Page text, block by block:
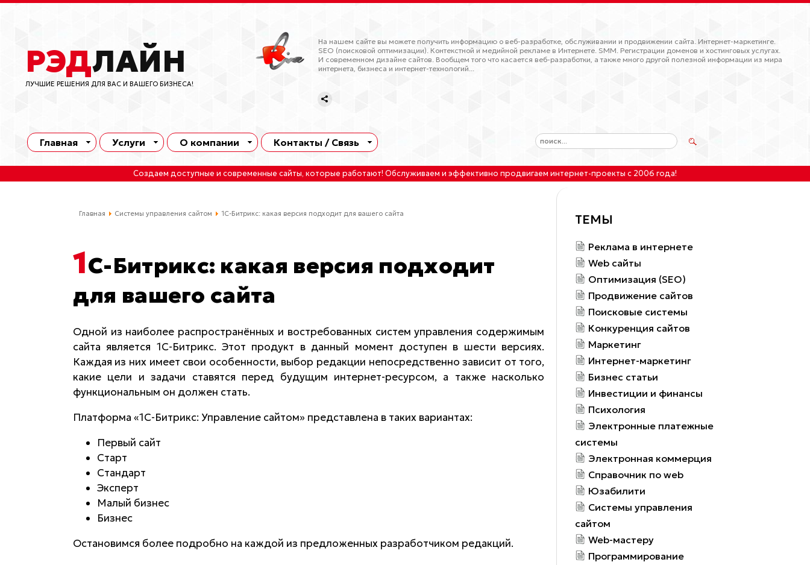
РЭДЛАЙН
ЛУЧШИЕ РЕШЕНИЯ ДЛЯ ВАС И ВАШЕГО БИЗНЕСА!
На нашем сайте вы можете получить информацию о веб-разработке, обслуживании и продвижении сайта. Интернет-маркетинге.
SEO (поисковой оптимизации). Контекстной и медийной рекламе в Интернете. SMM. Регистрации доменов и хостинговых услугах.
И современном дизайне сайтов. Вообщем того что касается веб-разработки, а также много другой полезной информации из мира
интернета, бизнеса и интернет-технологий...
Главная Услуги О компании Контакты / Связь
Создаем доступные и современные сайты, которые работают! Обслуживаем и эффективно продвигаем интернет-проекты с 2006 года!
Главная Системы управления сайтом 1С-Битрикс: какая версия подходит для вашего сайта
1С-Битрикс: какая версия подходит
для вашего сайта
Одной из наиболее распространённых и востребованных систем управления содержимым
сайта является 1С-Битрикс. Этот продукт в данный момент доступен в шести версиях.
Каждая из них имеет свои особенности, выбор редакции непосредственно зависит от того,
какие цели и задачи ставятся перед будущим интернет-ресурсом, а также насколько
функциональным он должен стать.
Платформа «1С-Битрикс: Управление сайтом» представлена в таких вариантах:
Первый сайт
Старт
Стандарт
Эксперт
Малый бизнес
Бизнес
Остановимся более подробно на каждой из предложенных разработчиком редакций.
ТЕМЫ
Реклама в интернете
Web сайты
Оптимизация (SEO)
Продвижение сайтов
Поисковые системы
Конкуренция сайтов
Маркетинг
Интернет-маркетинг
Бизнес статьи
Инвестиции и финансы
Психология
Электронные платежные
системы
Электронная коммерция
Справочник по web
Юзабилити
Системы управления
сайтом
Web-мастеру
Программирование